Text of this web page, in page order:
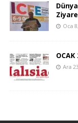
Oca
OCAK
Ara